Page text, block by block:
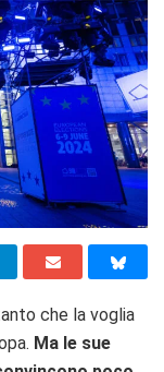
che la voglia
Ma le sue